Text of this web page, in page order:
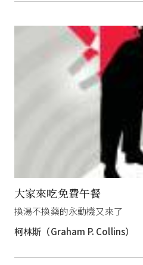
大家來吃免費午餐
換湯不換藥的永動機又來了
柯林斯（Graham P. Collins）